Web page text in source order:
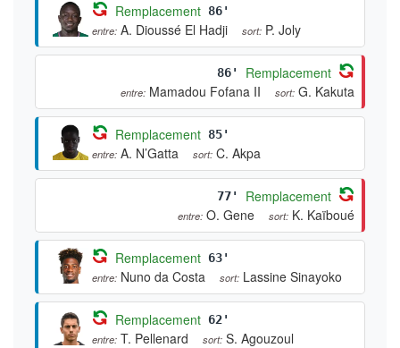
Remplacement 86'
entre: A. Dioussé El Hadji sort: P. Joly
86' Remplacement
entre: Mamadou Fofana II sort: G. Kakuta
Remplacement 85'
entre: A. N’Gatta sort: C. Akpa
77' Remplacement
entre: O. Gene sort: K. Kaïboué
Remplacement 63'
entre: Nuno da Costa sort: Lassine Sinayoko
Remplacement 62'
entre: T. Pellenard sort: S. Agouzoul